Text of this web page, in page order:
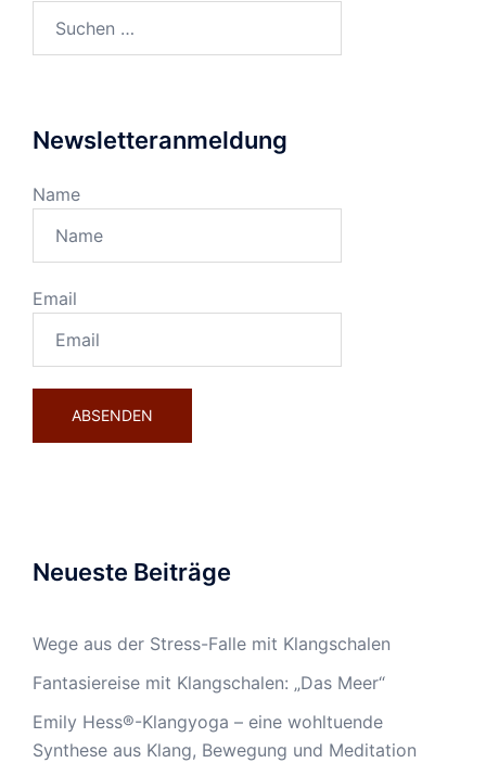
Newsletteranmeldung
Name
Email
Neueste Beiträge
Wege aus der Stress-Falle mit Klangschalen
Fantasiereise mit Klangschalen: „Das Meer“
Emily Hess®-Klangyoga – eine wohltuende
Synthese aus Klang, Bewegung und Meditation